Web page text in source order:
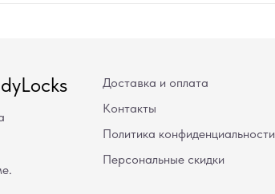
Доставка и оплата
Контакты
Политика конфиденциальности
Персональные скидки